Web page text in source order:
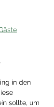
in den
sollte, um